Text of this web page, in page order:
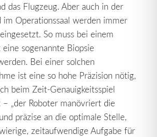
das Flugzeug. Aber auch in der
im Operationssaal werden immer
eingesetzt. So muss bei einem
sogenannte Biopsie
Bei einer solchen
ist eine so hohe Präzision nötig,
beim Zeit-Genauigkeitsspiel
„der Roboter manövriert die
präzise an die optimale Stelle,
zeitaufwendige Aufgabe für